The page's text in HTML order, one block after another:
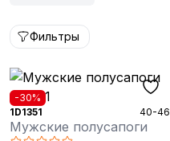
Фильтры
-30%
1D1351
40-46
Мужские полусапоги